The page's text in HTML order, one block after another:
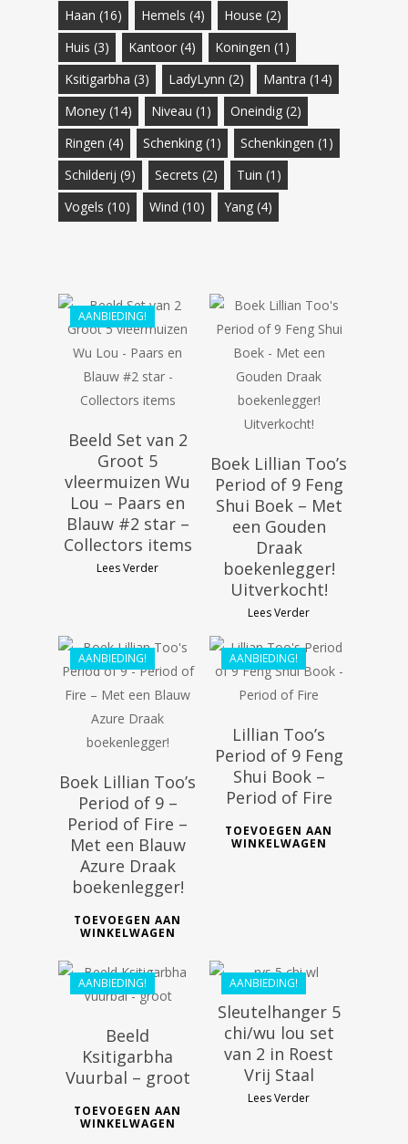
Haan (16) Hemels (4) House (2)
Huis (3) Kantoor (4) Koningen (1)
Ksitigarbha (3) LadyLynn (2) Mantra (14)
Money (14) Niveau (1) Oneindig (2)
Ringen (4) Schenking (1) Schenkingen (1)
Schilderij (9) Secrets (2) Tuin (1)
Vogels (10) Wind (10) Yang (4)
AANBIEDING!
Beeld Set van 2
Groot 5
vleermuizen Wu
Lou – Paars en
Blauw #2 star –
Collectors items
Lees Verder
Boek Lillian Too’s
Period of 9 Feng
Shui Boek – Met
een Gouden
Draak
boekenlegger!
Uitverkocht!
Lees Verder
AANBIEDING!
Boek Lillian Too’s
Period of 9 –
Period of Fire –
Met een Blauw
Azure Draak
boekenlegger!
TOEVOEGEN AAN
WINKELWAGEN
AANBIEDING!
€ 36.99
€33.99
Lillian Too’s
Period of 9 Feng
Shui Book –
Period of Fire
TOEVOEGEN AAN
WINKELWAGEN
AANBIEDING!
€61.99
€55.79
Beeld
Ksitigarbha
Vuurbal – groot
TOEVOEGEN AAN
WINKELWAGEN
AANBIEDING!
€36.99
Sleutelhanger 5
chi/wu lou set
van 2 in Roest
Vrij Staal
Lees Verder